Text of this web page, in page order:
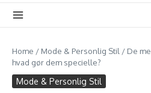
Home / Mode & Personlig Stil / De
hvad gør dem specielle?
Mode & Personlig Stil